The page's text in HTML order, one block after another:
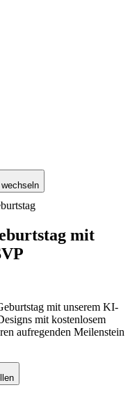
mit
mit unserem KI-
mit kostenlosem
aufregenden Meilenstein